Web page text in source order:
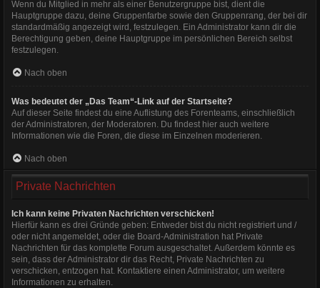
Wenn du Mitglied in mehr als einer Benutzergruppe bist, dient die
Hauptgruppe dazu, deine Gruppenfarbe sowie den Gruppenrang, der bei dir
standardmäßig angezeigt wird, festzulegen. Ein Administrator kann dir die
Berechtigung geben, deine Hauptgruppe im persönlichen Bereich selbst
festzulegen.
Nach oben
Was bedeutet der „Das Team“-Link auf der Startseite?
Auf dieser Seite findest du eine Auflistung des Forenteams, einschließlich
der Administratoren, der Moderatoren. Du findest hier auch weitere
Informationen wie die Foren, die diese im Einzelnen moderieren.
Nach oben
Private Nachrichten
Ich kann keine Privaten Nachrichten verschicken!
Hierfür kann es drei Gründe geben: Entweder bist du nicht registriert und /
oder nicht angemeldet, oder die Board-Administration hat Private
Nachrichten für das komplette Forum ausgeschaltet. Außerdem könnte es
sein, dass der Administrator dir das Recht, Private Nachrichten zu
verschicken, entzogen hat. Kontaktiere einen Administrator, um weitere
Informationen zu erhalten.